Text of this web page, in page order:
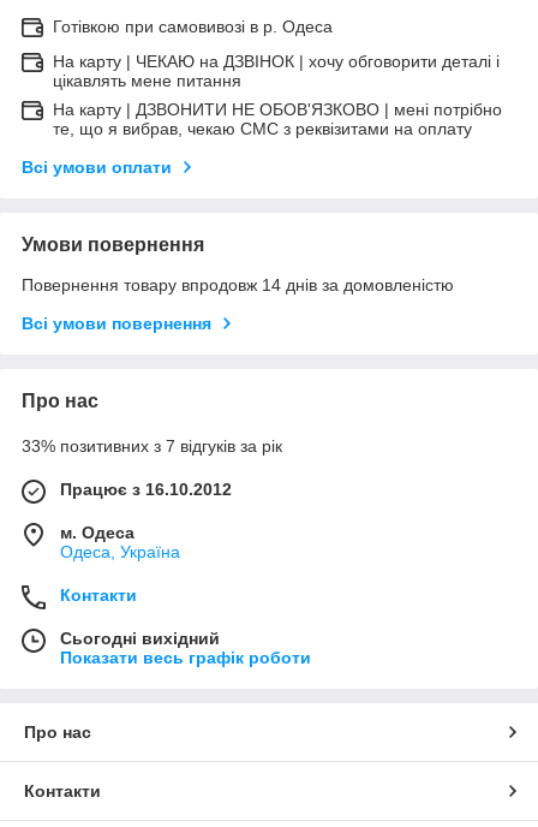
Готівкою при самовивозі в р. Одеса
На карту | ЧЕКАЮ на ДЗВІНОК | хочу обговорити деталі і
цікавлять мене питання
На карту | ДЗВОНИТИ НЕ ОБОВ'ЯЗКОВО | мені потрібно
те, що я вибрав, чекаю СМС з реквізитами на оплату
Всі умови оплати
Умови повернення
Повернення товару впродовж 14 днів за домовленістю
Всі умови повернення
Про нас
33% позитивних з 7 відгуків за рік
Працює з 16.10.2012
м. Одеса
Одеса, Україна
Контакти
Сьогодні вихідний
Показати весь графік роботи
Про нас
Контакти